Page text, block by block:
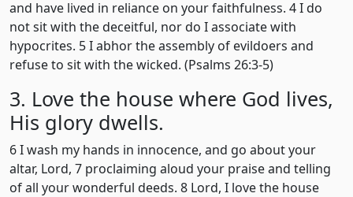
and have lived in reliance on your faithfulness. 4 I do
not sit with the deceitful, nor do I associate with
hypocrites. 5 I abhor the assembly of evildoers and
refuse to sit with the wicked. (Psalms 26:3-5)
3. Love the house where God lives,
His glory dwells.
6 I wash my hands in innocence, and go about your
altar, Lord, 7 proclaiming aloud your praise and telling
of all your wonderful deeds. 8 Lord, I love the house